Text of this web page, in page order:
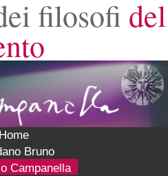
filosofi del
Home
Bruno
Campanella